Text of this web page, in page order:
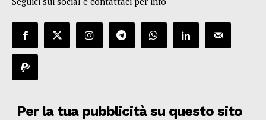
Per la tua pubblicità su questo sito